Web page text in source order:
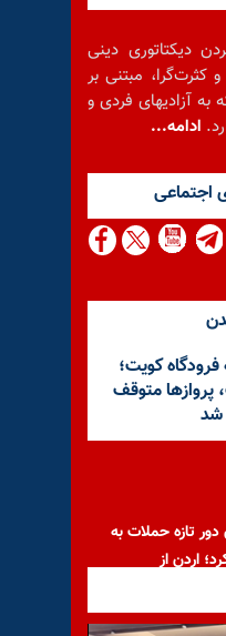
دیکتاتوری دینی
کثرت‌گرا، مبتنی بر
آزادیهای فردی و
ادامه...
اجتماعى
کویت؛
پروازها متوقف
شد
دور تازه حملات به
اردن از